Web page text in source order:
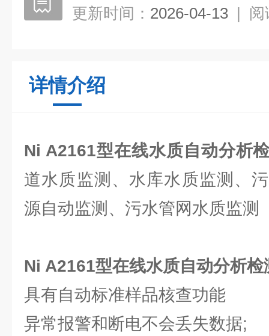
更新时间： 2026-04-13 | 阅
详情介绍
Ni A2161型在线水质自动分析
道水质监测、水库水质监测、
源自动监测、污水管网水质监测
Ni A2161型在线水质自动分析检
具有自动标准样品核查功能
异常报警和断电不会丢失数据;